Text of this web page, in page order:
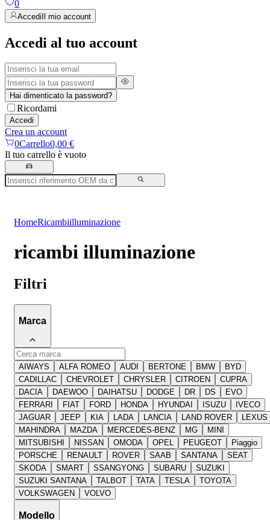
0
AccediIl mio account
Accedi al tuo account
Hai dimenticato la password?
Ricordami
Accedi
Crea un account
0Carrello0,00 €
Il tuo carrello è vuoto
HomeRicambiilluminazione
ricambi illuminazione
Filtri
Marca
AIWAYS ALFA ROMEO AUDI BERTONE BMW
BYD
CADILLAC
CHEVROLET CHRYSLER CITROEN
CUPRA
DACIA
DAEWOO DAIHATSU DODGE DR DS
EVO
FERRARI
FIAT FORD HONDA HYUNDAI ISUZU
IVECO
JAGUAR
JEEP KIA LADA LANCIA LAND ROVER
LEXUS
MAHINDRA
MAZDA MERCEDES-BENZ MG
MINI
MITSUBISHI
NISSAN OMODA OPEL PEUGEOT
Piaggio
PORSCHE
RENAULT ROVER SAAB SANTANA
SEAT
SKODA
SMART SSANGYONG SUBARU
SUZUKI
SUZUKI SANTANA
TALBOT TATA TESLA
TOYOTA
VOLKSWAGEN
VOLVO
Modello